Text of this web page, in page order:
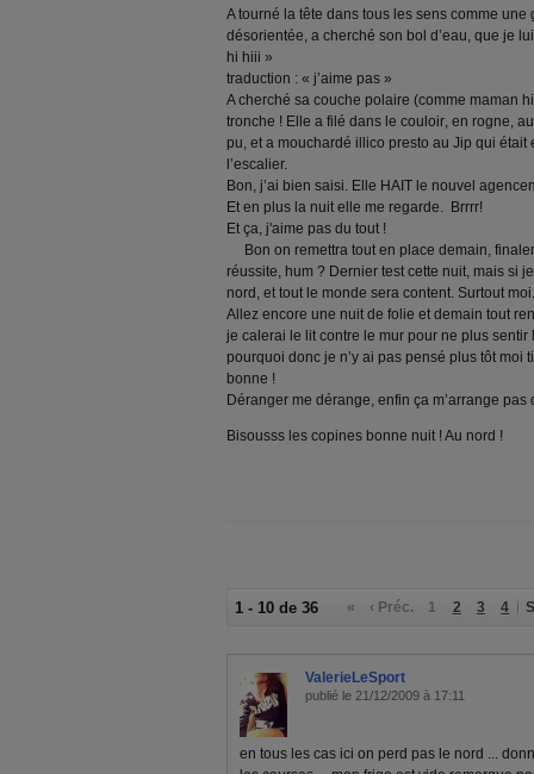
A tourné la tête dans tous les sens comme une
désorientée, a cherché son bol d’eau, que je
hi hiii »
traduction : « j’aime pas »
A cherché sa couche polaire (comme maman
tronche ! Elle a filé dans le couloir, en rogne,
pu, et a mouchardé illico presto au Jip qui était
l’escalier.
Bon, j’ai bien saisi. Elle HAIT le nouvel
Et en plus la nuit elle me regarde. Brrrr!
Et ça, j'aime pas du tout !
Bon on remettra tout en place demain,
réussite, hum ? Dernier test cette nuit, mais si
nord, et tout le monde sera content. Surtout moi.
Allez encore une nuit de folie et demain tout
je calerai le lit contre le mur pour ne plus sentir
pourquoi donc je n’y ai pas pensé plus tôt
bonne !
Déranger me dérange, enfin ça m’arrange
Bisousss les copines bonne nuit ! Au nord !
1 - 10 de 36 « ‹ Préc. 1 2 3 4
ValerieLeSport
publié le 21/12/2009 à 17:11
en tous les cas ici on perd pas le nord ...